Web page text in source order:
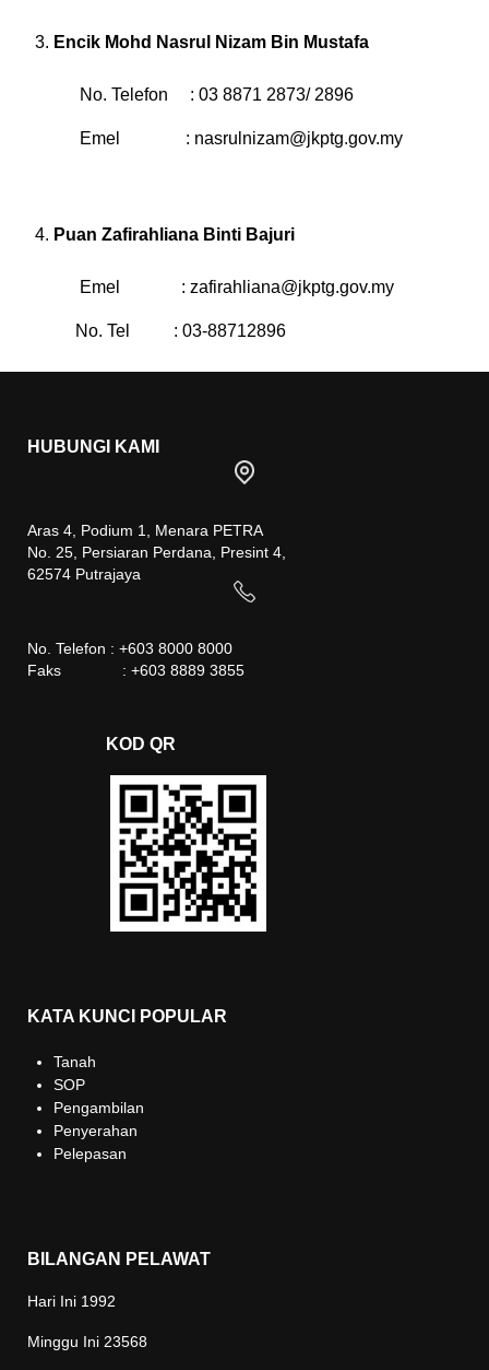
Encik Mohd Nasrul Nizam Bin Mustafa
No. Telefon : 03 8871 2873/ 2896
Emel : nasrulnizam@jkptg.gov.my
Puan Zafirahliana Binti Bajuri
Emel : zafirahliana@jkptg.gov.my
No. Tel : 03-88712896
HUBUNGI KAMI
Aras 4, Podium 1, Menara PETRA
No. 25, Persiaran Perdana, Presint 4,
62574 Putrajaya
No. Telefon : +603 8000 8000
Faks : +603 8889 3855
KOD QR
KATA KUNCI POPULAR
Tanah
SOP
Pengambilan
Penyerahan
Pelepasan
BILANGAN PELAWAT
Hari Ini 1992
Minggu Ini 23568